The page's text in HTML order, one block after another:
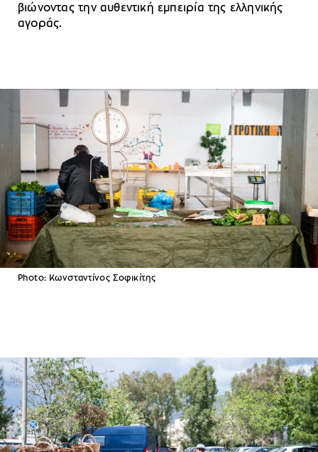
βιώνοντας την αυθεντική εμπειρία της ελληνικής
αγοράς.
Photo: Κωνσταντίνος Σοφικίτης